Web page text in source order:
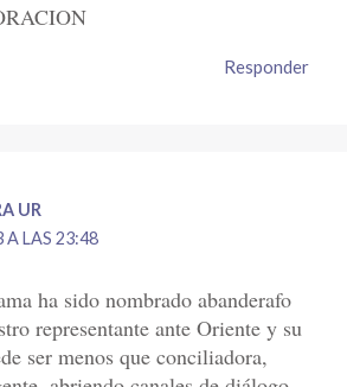
Responder
UR
LAS 23:48
ha sido nombrado abanderafo
representante ante Oriente y su
ser menos que conciliadora,